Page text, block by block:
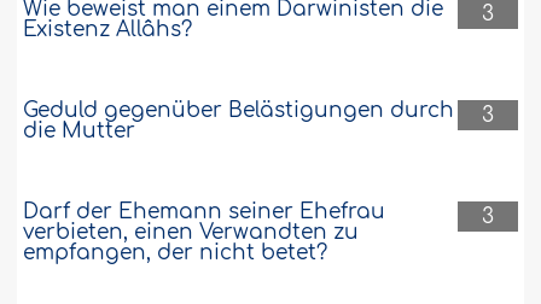
3
Wie beweist man einem Darwinisten die
Existenz Allâhs?
3
Geduld gegenüber Belästigungen durch
die Mutter
3
Darf der Ehemann seiner Ehefrau
verbieten, einen Verwandten zu
empfangen, der nicht betet?